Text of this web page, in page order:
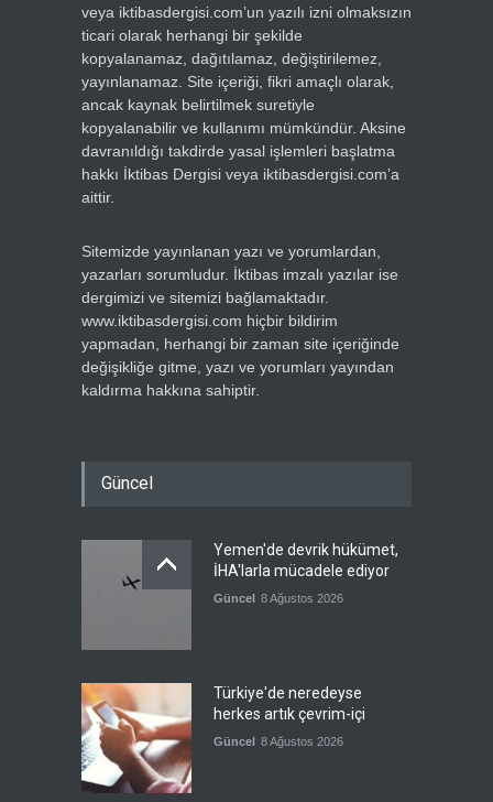
veya iktibasdergisi.com’un yazılı izni olmaksızın
ticari olarak herhangi bir şekilde
kopyalanamaz, dağıtılamaz, değiştirilemez,
yayınlanamaz. Site içeriği, fikri amaçlı olarak,
ancak kaynak belirtilmek suretiyle
kopyalanabilir ve kullanımı mümkündür. Aksine
davranıldığı takdirde yasal işlemleri başlatma
hakkı İktibas Dergisi veya iktibasdergisi.com’a
aittir.
Sitemizde yayınlanan yazı ve yorumlardan,
yazarları sorumludur. İktibas imzalı yazılar ise
dergimizi ve sitemizi bağlamaktadır.
www.iktibasdergisi.com hiçbir bildirim
yapmadan, herhangi bir zaman site içeriğinde
değişikliğe gitme, yazı ve yorumları yayından
kaldırma hakkına sahiptir.
Güncel
Yemen'de devrik hükümet,
İHA'larla mücadele ediyor
Güncel 8 Ağustos 2026
Türkiye'de neredeyse
herkes artık çevrim-içi
Güncel 8 Ağustos 2026